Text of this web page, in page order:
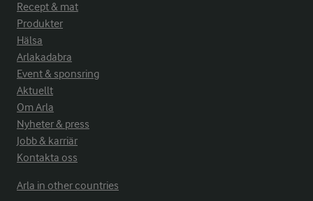
Recept & mat
Produkter
Hälsa
Arlakadabra
Event & sponsring
Aktuellt
Om Arla
Nyheter & press
Jobb & karriär
Kontakta oss
Arla in other countries